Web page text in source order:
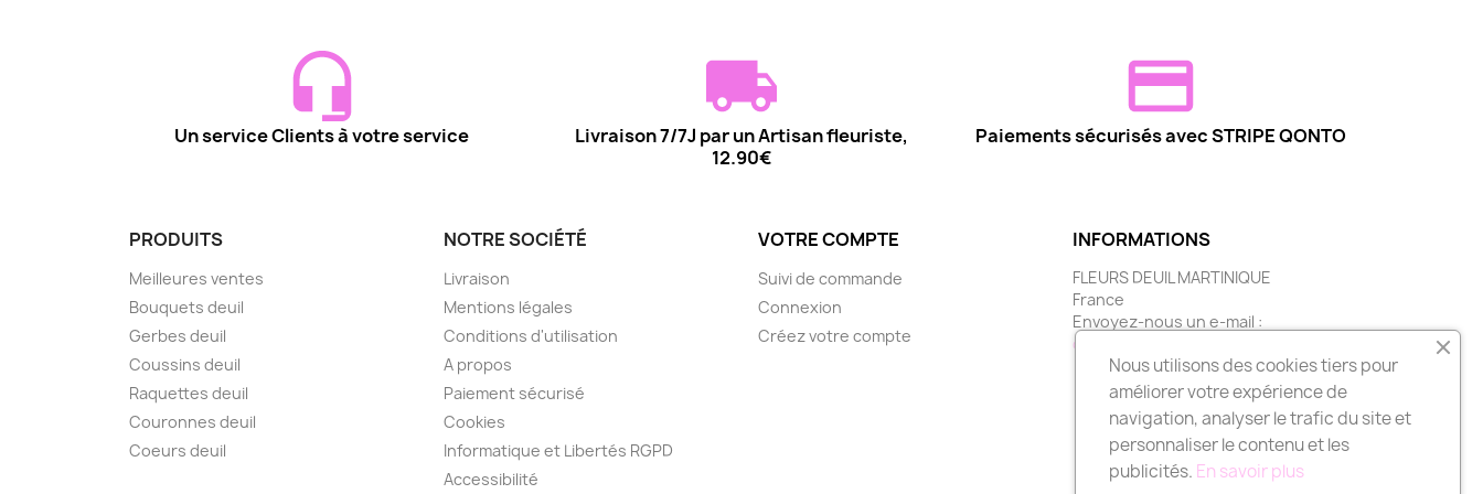
Un service Clients à votre service
Livraison 7/7J par un Artisan fleuriste,
12.90€
Paiements sécurisés avec STRIPE QONTO
PRODUITS
Meilleures ventes
Bouquets deuil
Gerbes deuil
Coussins deuil
Raquettes deuil
Couronnes deuil
Coeurs deuil
NOTRE SOCIÉTÉ
Livraison
Mentions légales
Conditions d'utilisation
A propos
Paiement sécurisé
Cookies
Informatique et Libertés RGPD
Accessibilité
VOTRE COMPTE
Suivi de commande
Connexion
Créez votre compte
INFORMATIONS
FLEURS DEUIL MARTINIQUE
France
Envoyez-nous un e-mail :
contact@fleurs-deuil-martinique.fr
Nous utilisons des cookies tiers pour
améliorer votre expérience de
navigation, analyser le trafic du site et
personnaliser le contenu et les
publicités. En savoir plus